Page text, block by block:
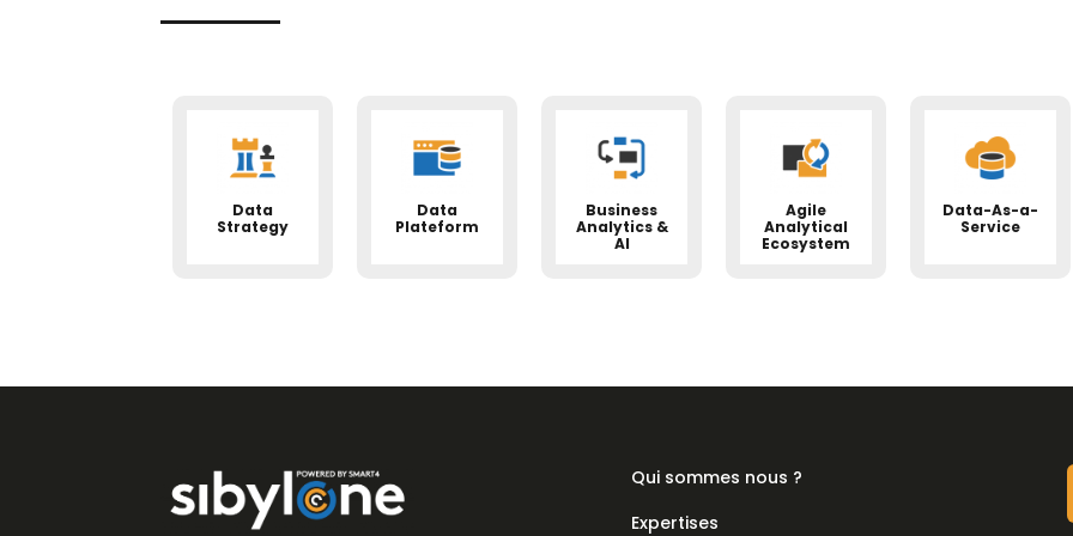
Data
Strategy
Data
Plateform
Business
Analytics &
AI
Agile
Analytical
Ecosystem
Data-As-a-
Service
Qui sommes nous ?
Expertises